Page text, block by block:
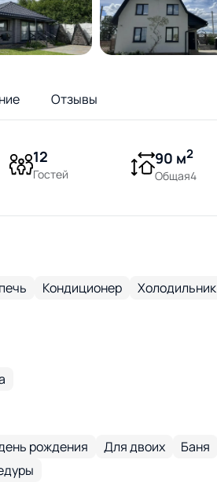
Отзывы
12
Гостей
90 м2
Общая4
Кондиционер Холодильник
рождения Для двоих Баня